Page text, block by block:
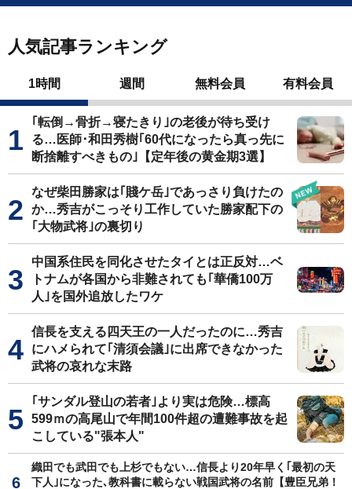
人気記事ランキング
1時間 週間 無料会員 有料会員
｢転倒→骨折→寝たきり｣の老後が待ち受け
る…医師･和田秀樹｢60代になったら真っ先に
断捨離すべきもの｣【定年後の黄金期3選】
なぜ柴田勝家は｢賤ケ岳｣であっさり負けたの
か…秀吉がこっそり工作していた勝家配下の
｢大物武将｣の裏切り
中国系住民を同化させたタイとは正反対…ベ
トナムが各国から非難されても｢華僑100万
人｣を国外追放したワケ
信長を支える四天王の一人だったのに…秀吉
にハメられて｢清須会議｣に出席できなかった
武将の哀れな末路
｢サンダル登山の若者｣より実は危険…標高
599ｍの高尾山で年間100件超の遭難事故を起
こしている"張本人"
織田でも武田でも上杉でもない…信長より20年早く｢最初の天
下人｣になった､教科書に載らない戦国武将の名前【豊臣兄弟！